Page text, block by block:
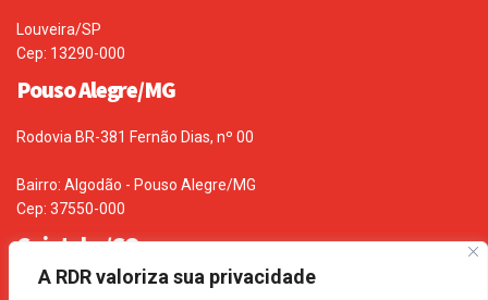
A RDR valoriza sua privacidade
Louveira/SP
Cep: 13290-000
Pouso Alegre/MG
Rodovia BR-381 Fernão Dias, nº 00
Bairro: Algodão - Pouso Alegre/MG
Cep: 37550-000
Goiatuba/GO
Rodovia BR 153 – Km 670, s/n